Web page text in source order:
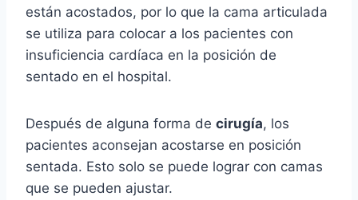
están acostados, por lo que la cama articulada
se utiliza para colocar a los pacientes con
insuficiencia cardíaca en la posición de
sentado en el hospital.
Después de alguna forma de cirugía, los
pacientes aconsejan acostarse en posición
sentada. Esto solo se puede lograr con camas
que se pueden ajustar.